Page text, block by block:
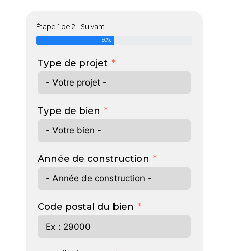
Étape 1 de 2 - Suivant
50%
Type de projet
Type de bien
Année de construction
Code postal du bien